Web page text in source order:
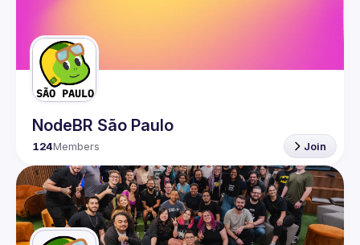
Guilds
NodeBR São Paulo
124Members Join